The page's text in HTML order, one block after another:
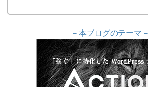
－本ブログのテーマ－